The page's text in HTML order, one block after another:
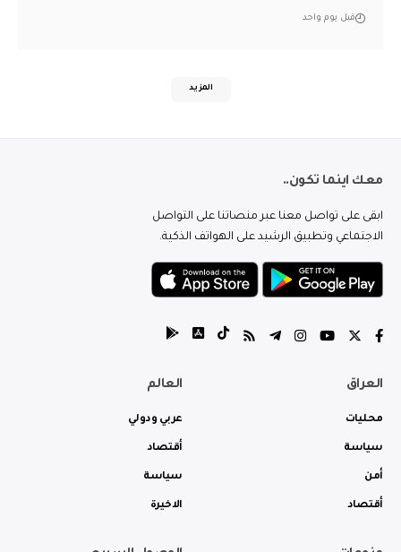
قبل يوم واحد
المزيد
معك اينما تكون..
ابقى على تواصل معنا عبر منصاتنا على التواصل
الاجتماعي وتطبيق الرشيد على الهواتف الذكية.
العراق
محليات
سياسة
أمن
أقتصاد
العالم
عربي ودولي
أقتصاد
سياسة
الاخيرة